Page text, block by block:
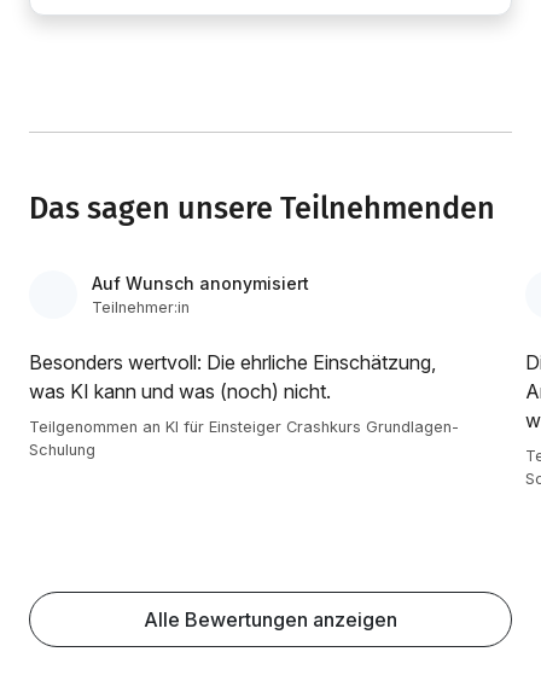
Das sagen unsere Teilnehmenden
Auf Wunsch anonymisiert
Teilnehmer:in
Besonders wertvoll: Die ehrliche Einschätzung,
was KI kann und was (noch) nicht.
Teilgenommen an KI für Einsteiger Crashkurs Grundlagen-
Schulung
Alle Bewertungen anzeigen